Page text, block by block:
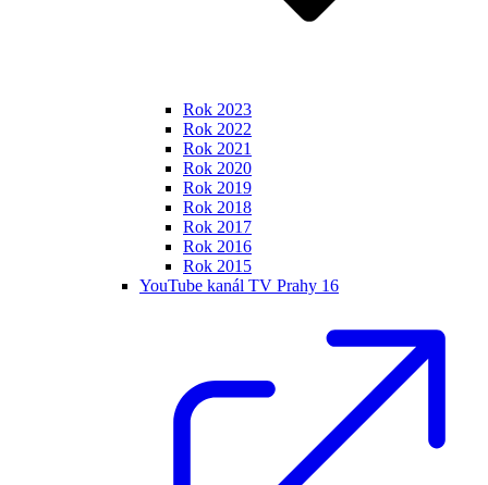
Rok 2023
Rok 2022
Rok 2021
Rok 2020
Rok 2019
Rok 2018
Rok 2017
Rok 2016
Rok 2015
YouTube kanál TV Prahy 16